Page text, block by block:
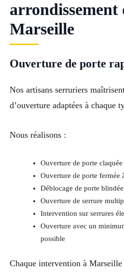
arrondissement
Marseille
Ouverture de porte
Nos artisans serruriers
d’ouverture adaptées à chaque
Nous réalisons :
Ouverture de porte claquée
Ouverture de porte fermée
Déblocage de porte blindée
Ouverture de serrure
Intervention sur serrures
Ouverture avec un
possible
Chaque intervention à